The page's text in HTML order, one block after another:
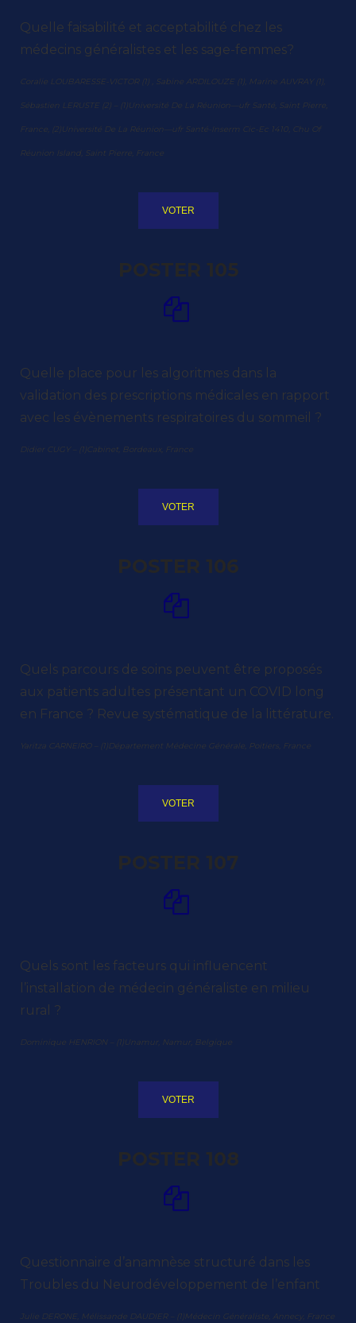
Quelle faisabilité et acceptabilité chez les
médecins généralistes et les sage-femmes?
Coralie LOUBARESSE-VICTOR (1) , Sabine ARDILOUZE (1), Marine AUVRAY (1),
Sébastien LERUSTE (2) – (1)Université De La Réunion—ufr Santé, Saint Pierre,
France, (2)Université De La Réunion—ufr Santé-Inserm Cic-Ec 1410, Chu Of
Réunion Island, Saint Pierre, France
VOTER
POSTER 105
Quelle place pour les algoritmes dans la
validation des prescriptions médicales en rapport
avec les évènements respiratoires du sommeil ?
Didier CUGY – (1)Cabinet, Bordeaux, France
VOTER
POSTER 106
Quels parcours de soins peuvent être proposés
aux patients adultes présentant un COVID long
en France ? Revue systématique de la littérature.
Yaritza CARNEIRO – (1)Département Médecine Générale, Poitiers, France
VOTER
POSTER 107
Quels sont les facteurs qui influencent
l’installation de médecin généraliste en milieu
rural ?
Dominique HENRION – (1)Unamur, Namur, Belgique
VOTER
POSTER 108
Questionnaire d’anamnèse structuré dans les
Troubles du Neurodéveloppement de l’enfant
Julie DERONE, Mélissande DAUDIER – (1)Médecin Généraliste, Annecy, France